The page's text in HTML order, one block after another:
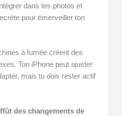
dans tes photos et
pour émerveiller ton
à fumée créent des
Ton iPhone peut ajuster
mais tu dois rester actif
des changements de